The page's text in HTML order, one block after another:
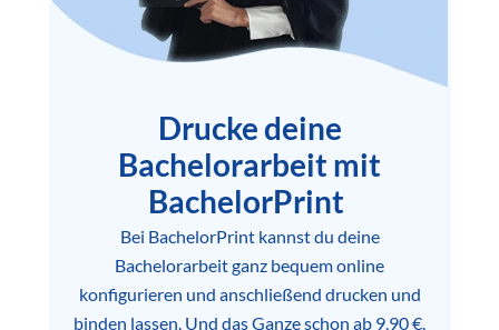
Drucke deine
Bachelorarbeit mit
BachelorPrint
Bei BachelorPrint kannst du deine
Bachelorarbeit ganz bequem online
konfigurieren und anschließend drucken und
binden lassen. Und das Ganze schon ab 9,90 €.